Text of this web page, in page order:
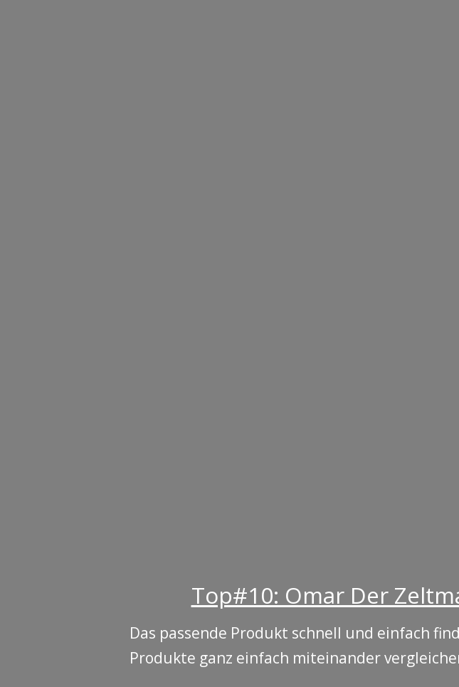
Top#10: Omar Der
Das passende Produkt schnell und einfach
Produkte ganz einfach miteinander